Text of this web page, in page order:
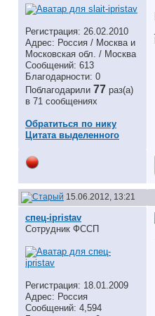
Регистрация: 26.02.2010
Адрес: Россия / Москва и
Московская обл. / Москва
Сообщений: 613
Благодарности: 0
Поблагодарили 77 раз(а)
в 71 сообщениях
Обратиться по нику
Цитата выделенного
15.06.2012, 13:21
спец-ipristav
Сотрудник ФССП
Регистрация: 18.01.2009
Адрес: Россия
Сообщений: 4,594